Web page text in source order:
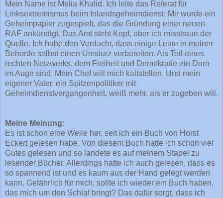
Mein Name ist Melia Khalid. Ich leite das Referat für
Linksextremismus beim Inlandsgeheimdienst. Mir wurde ein
Geheimpapier zugespielt, das die Gründung einer neuen
RAF ankündigt. Das Amt steht Kopf, aber ich misstraue der
Quelle. Ich habe den Verdacht, dass einige Leute in meiner
Behörde selbst einen Umsturz vorbereiten. Als Teil eines
rechten Netzwerks, dem Freiheit und Demokratie ein Dorn
im Auge sind. Mein Chef will mich kaltstellen. Und mein
eigener Vater, ein Spitzenpolitiker mit
Geheimdienstvergangenheit, weiß mehr, als er zugeben will.
Meine Meinung:
Es ist schon eine Weile her, seit ich ein Buch von Horst
Eckert gelesen habe. Von diesem Buch hatte ich schon viel
Gutes gelesen und so landete es auf meinem Stapel zu
lesender Bücher. Allerdings hatte ich auch gelesen, dass es
so spannend ist und es kaum aus der Hand gelegt werden
kann. Gefährlich für mich, sollte ich wieder ein Buch haben,
das mich um den Schlaf bringt? Das dafür sorgt, dass ich